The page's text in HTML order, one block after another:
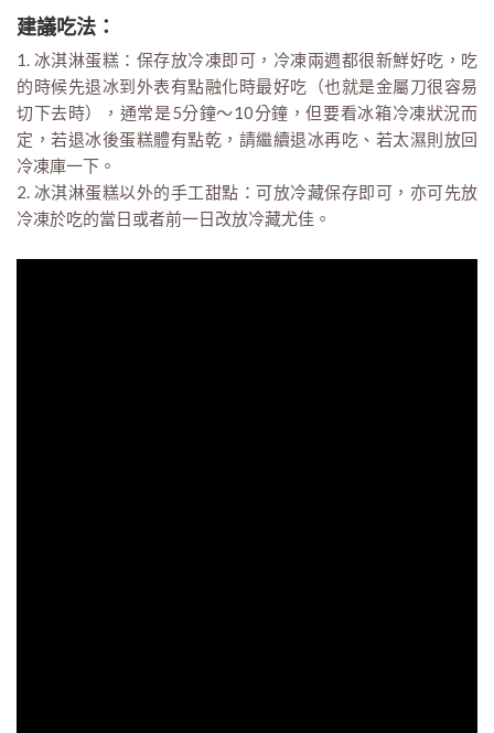
建議吃法：
1. 冰淇淋蛋糕：保存放冷凍即可，冷凍兩週都很新鮮好吃，吃
的時候先退冰到外表有點融化時最好吃（也就是金屬刀很容易
切下去時），通常是5分鐘～10分鐘，但要看冰箱冷凍狀況而
定，若退冰後蛋糕體有點乾，請繼續退冰再吃、若太濕則放回
冷凍庫一下。
2. 冰淇淋蛋糕以外的手工甜點：可放冷藏保存即可，亦可先放
冷凍於吃的當日或者前一日改放冷藏尤佳。